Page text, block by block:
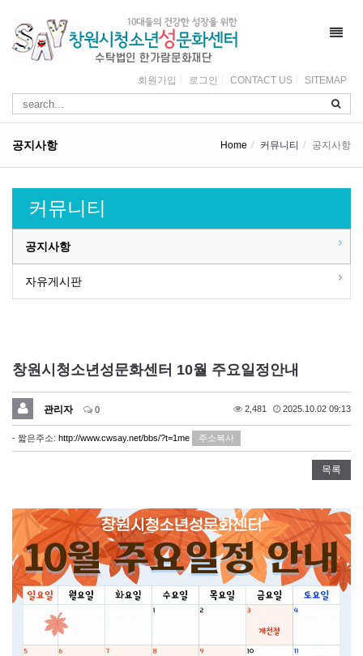
회원가입 로그인 CONTACT US SITEMAP
공지사항 Home 커뮤니티 공지사항
커뮤니티
공지사항
자유게시판
창원시청소년성문화센터 10월 주요일정안내
관리자 0 2,481 2025.10.02 09:13
- 짧은주소: http://www.cwsay.net/bbs/?t=1me 주소복사
목록